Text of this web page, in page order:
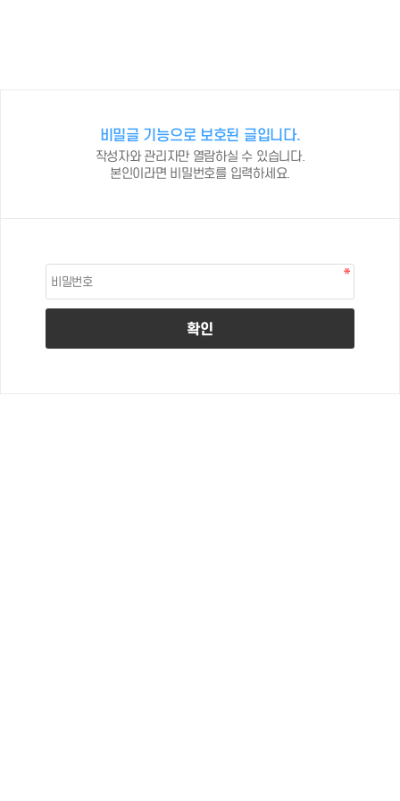
비밀글 기능으로 보호된 글입니다.
작성자와 관리자만 열람하실 수 있습니다.
본인이라면 비밀번호를 입력하세요.